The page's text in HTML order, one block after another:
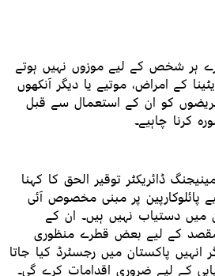
ہر شخص کے لیے موزوں نہیں ہوتے
کے امراض، موتیے یا دیگر آنکھوں
کو ان کے استعمال سے قبل
کرنا چاہیے۔
ڈائریکٹر توقیر الحق کا کہنا
پائلوکارپین پر مبنی مخصوص آئی
میں دستیاب نہیں ہیں۔ ان کے
کے لیے بعض قطرے منظوری
پاکستان میں رجسٹرڈ کیا جاتا
کے لیے ضروری اقدامات کرے گی۔